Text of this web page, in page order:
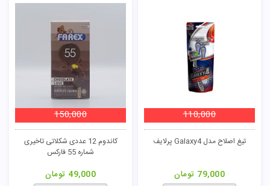
تیغ اصلاح مدل Galaxy4 پرلایف
110,000
79,000 تومان
کاندوم 12 عددی شکلاتی تاخیری
شماره 55 فارکس
150,000
49,000 تومان